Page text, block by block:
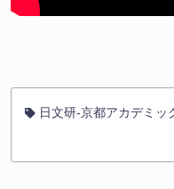
日文研-京都アカデミッ